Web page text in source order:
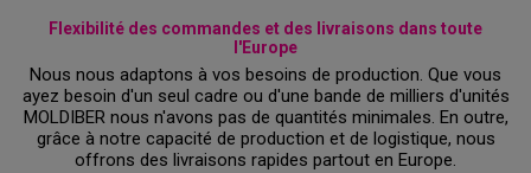
Flexibilité des commandes et des livraisons dans toute
l'Europe
Nous nous adaptons à vos besoins de production. Que vous
ayez besoin d'un seul cadre ou d'une bande de milliers d'unités
MOLDIBER nous n'avons pas de quantités minimales. En outre,
grâce à notre capacité de production et de logistique, nous
offrons des livraisons rapides partout en Europe.